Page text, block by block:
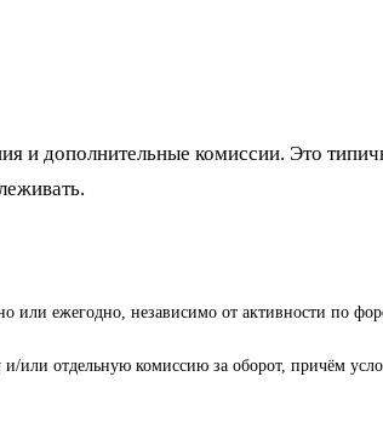
и дополнительные комиссии. Это
или ежегодно, независимо от активности по
отдельную комиссию за оборот, причём